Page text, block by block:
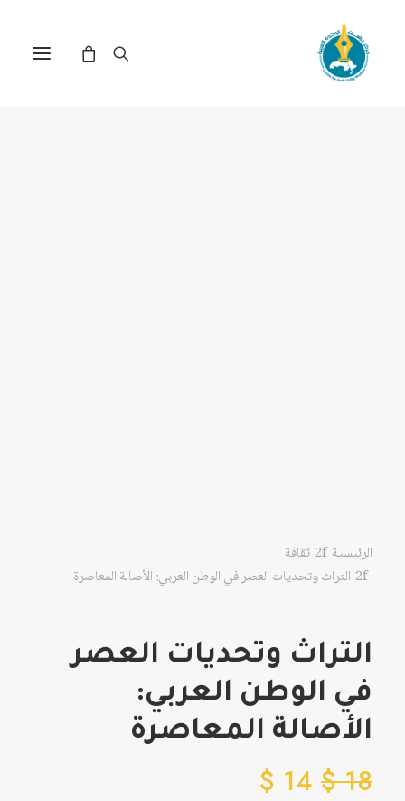
الرئيسية
ثقافة
التراث وتحديات العصر في الوطن العربي: الأصالة المعاصرة
التراث وتحديات العصر
في الوطن العربي:
الأصالة المعاصرة
18
$
14
$